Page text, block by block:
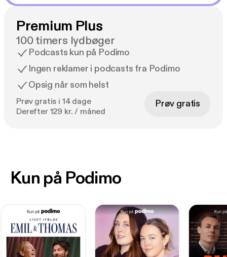
Premium Plus
100 timers lydbøger
Podcasts kun på Podimo
Ingen reklamer i podcasts fra Podimo
Opsig når som helst
Prøv gratis i 14 dage
Derefter 129 kr. / måned
Prøv gratis
Kun på Podimo